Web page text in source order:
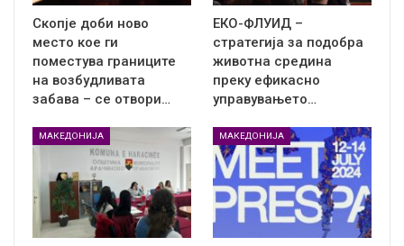
Скопје доби ново
место кое ги
поместува границите
на возбудливата
забава – се отвори…
ЕКО-ФЛУИД –
стратегија за подобра
животна средина
преку ефикасно
управувањето…
МАКЕДОНИЈА МАКЕДОНИЈА